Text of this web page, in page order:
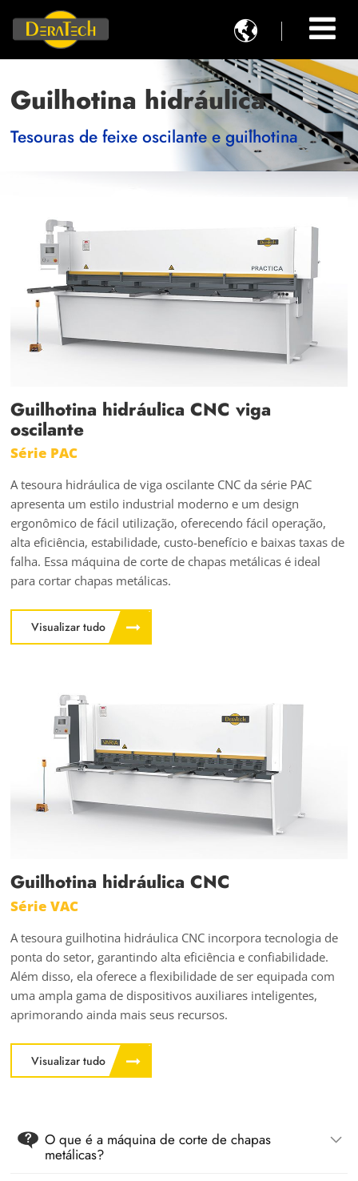

Guilhotina hidráulica
Tesouras de feixe oscilante e guilhotina
Guilhotina hidráulica CNC viga
oscilante
Série PAC
A tesoura hidráulica de viga oscilante CNC da série PAC
apresenta um estilo industrial moderno e um design
ergonômico de fácil utilização, oferecendo fácil operação,
alta eficiência, estabilidade, custo-benefício e baixas taxas de
falha. Essa máquina de corte de chapas metálicas é ideal
para cortar chapas metálicas.
Visualizar tudo
Guilhotina hidráulica CNC
Série VAC
A tesoura guilhotina hidráulica CNC incorpora tecnologia de
ponta do setor, garantindo alta eficiência e confiabilidade.
Além disso, ela oferece a flexibilidade de ser equipada com
uma ampla gama de dispositivos auxiliares inteligentes,
aprimorando ainda mais seus recursos.
Visualizar tudo
O que é a máquina de corte de chapas
metálicas?